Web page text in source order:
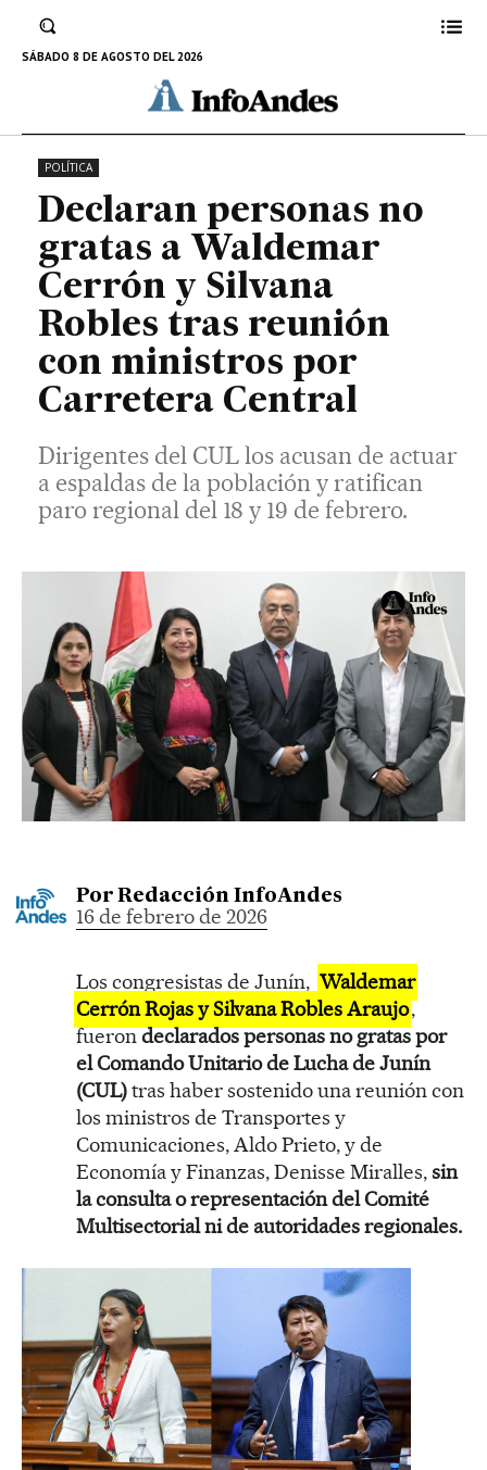
SÁBADO 8 DE AGOSTO DEL 2026
Dirigentes del CUL los acusan de actuar a
regional del 18 y 19 de febrero.
16 DE FEBRERO DE 2026
POLÍTICA
Declaran personas no
gratas a Waldemar
Cerrón y Silvana
Robles tras reunión
con ministros por
Carretera Central
Dirigentes del CUL los acusan de actuar
a espaldas de la población y ratifican
paro regional del 18 y 19 de febrero.
Por Redacción InfoAndes
16 de febrero de 2026
Los congresistas de Junín, Waldemar
Cerrón Rojas y Silvana Robles Araujo,
fuerondeclarados personas no gratas por
el Comando Unitario de Lucha de Junín
(CUL)tras haber sostenido una reunión con
los ministros de Transportes y
Comunicaciones, Aldo Prieto, y de
Economía y Finanzas, Denisse Miralles,sin
la consulta o representación del Comité
Multisectorial ni de autoridades regionales.